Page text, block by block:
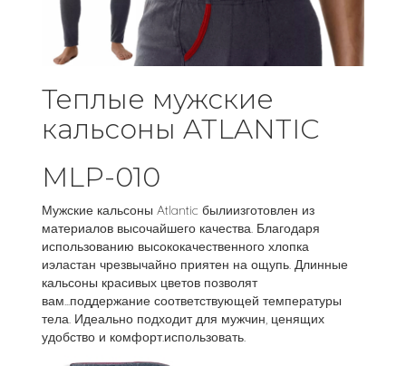
Теплые мужские
кальсоны ATLANTIC
MLP-010
Мужские кальсоны Atlantic былиизготовлен из
материалов высочайшего качества. Благодаря
использованию высококачественного хлопка
иэластан чрезвычайно приятен на ощупь. Длинные
кальсоны красивых цветов позволят
вам...поддержание соответствующей температуры
тела. Идеально подходит для мужчин, ценящих
удобство и комфорт.использовать.